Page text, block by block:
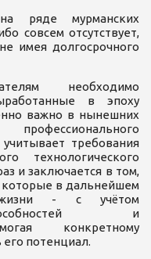
ряде мурманских
совсем отсутствует,
имея долгосрочного
необходимо
в эпоху
важно в нынешних
требования
технологического
и заключается в том,
которые в дальнейшем
жизни - с учётом
и
конкретному
потенциал.